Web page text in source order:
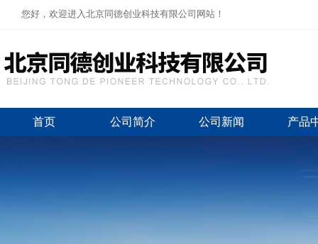
您好，欢迎进入北京同德创业科技有限公司网站！
首页 公司简介 公司新闻 产品